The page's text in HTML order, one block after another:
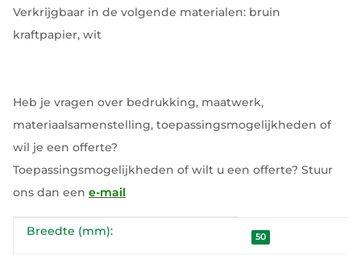
Verkrijgbaar in de volgende materialen: bruin
kraftpapier, wit
Heb je vragen over bedrukking, maatwerk,
materiaalsamenstelling, toepassingsmogelijkheden of
wil je een offerte?
Toepassingsmogelijkheden of wilt u een offerte? Stuur
ons dan een e-mail
#productDetails.itemInformation#
#productDetails.itemValue#
Breedte (mm): 50